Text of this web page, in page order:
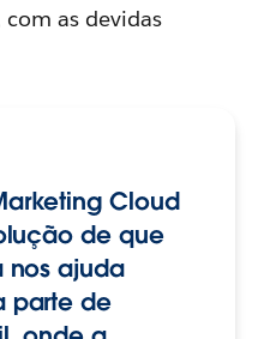
as devidas
Cloud
de que
nos ajuda
parte de